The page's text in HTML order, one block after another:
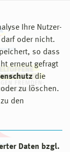
Ihre Nutzer-
oder nicht.
so dass
erneut gefragt
die
zu löschen.
den
Daten bzgl.